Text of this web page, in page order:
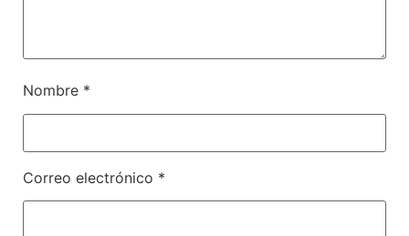
Nombre *
Correo electrónico *